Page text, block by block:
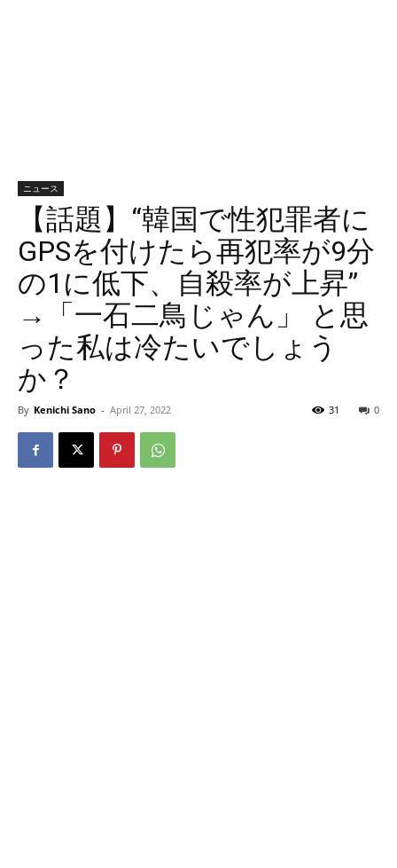
ニュース
【話題】“韓国で性犯罪者に
GPSを付けたら再犯率が9分
の1に低下、自殺率が上昇”
→「一石二鳥じゃん」 と思
った私は冷たいでしょう
か？
By Kenichi Sano - April 27, 2022 0
31